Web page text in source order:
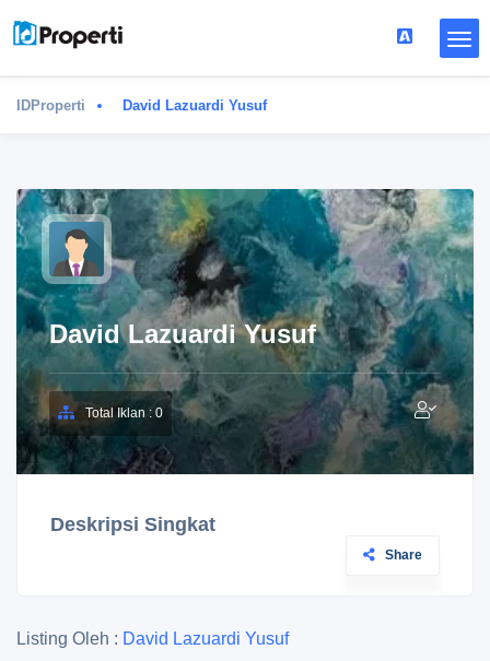
IDProperti David Lazuardi Yusuf
David Lazuardi Yusuf
Total Iklan : 0
Deskripsi Singkat
Share
Listing Oleh : David Lazuardi Yusuf